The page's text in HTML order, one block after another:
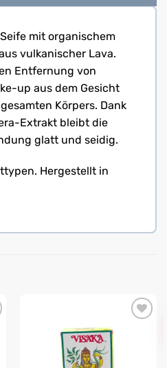
mit organischem
vulkanischer Lava.
Entfernung von
up aus dem Gesicht
Körpers. Dank
Extrakt bleibt die
glatt und seidig.
Hergestellt in